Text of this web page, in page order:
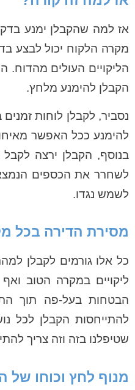
אז למה שהקבלן ימנע
מקרה הלקוח יכול לבצע
הליקויים העולים מהדוח.
הקבלן להימנע מלחץ.
נסביר, לקבלן לוחות
להימנע ככל האפשר
בנוסף, הקבלן ירצה
לשחרר את הכספים
לשמש נגדו.
מסירת הדירה בכל
כל אלו גורמים לקבלן
ליקויים במקרה הטוב
הבטחות בעל-פה תוך
להתייחסות הקבלן לכל
שטיפלנו בזה וזה צריך
מנוף לחץ וכוחו של